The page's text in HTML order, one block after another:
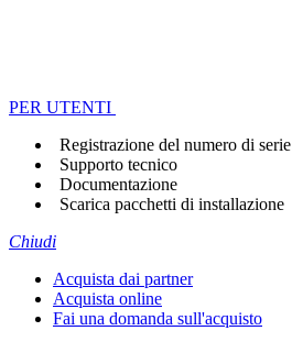
PER UTENTI
Registrazione del numero di serie
Supporto tecnico
Documentazione
Scarica pacchetti di installazione
Chiudi
Acquista dai partner
Acquista online
Fai una domanda sull'acquisto